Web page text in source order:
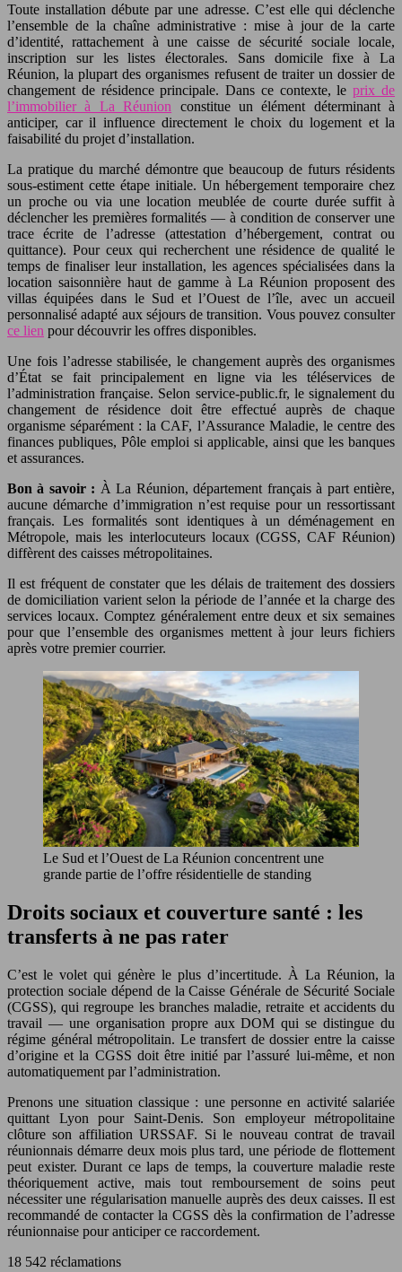
Toute installation débute par une adresse. C’est elle qui déclenche
l’ensemble de la chaîne administrative : mise à jour de la carte
d’identité, rattachement à une caisse de sécurité sociale locale,
inscription sur les listes électorales. Sans domicile fixe à La
Réunion, la plupart des organismes refusent de traiter un dossier de
changement de résidence principale. Dans ce contexte, leprix de
l’immobilier à La Réunion constitue un élément déterminant à
anticiper, car il influence directement le choix du logement et la
faisabilité du projet d’installation.
La pratique du marché démontre que beaucoup de futurs résidents
sous-estiment cette étape initiale. Un hébergement temporaire chez
un proche ou via une location meublée de courte durée suffit à
déclencher les premières formalités — à condition de conserver une
trace écrite de l’adresse (attestation d’hébergement, contrat ou
quittance). Pour ceux qui recherchent une résidence de qualité le
temps de finaliser leur installation, les agences spécialisées dans la
location saisonnière haut de gamme à La Réunion proposent des
villas équipées dans le Sud et l’Ouest de l’île, avec un accueil
personnalisé adapté aux séjours de transition. Vous pouvez consulter
ce lien pour découvrir les offres disponibles.
Une fois l’adresse stabilisée, le changement auprès des organismes
d’État se fait principalement en ligne via les téléservices de
l’administration française. Selon service-public.fr, le signalement du
changement de résidence doit être effectué auprès de chaque
organisme séparément : la CAF, l’Assurance Maladie, le centre des
finances publiques, Pôle emploi si applicable, ainsi que les banques
et assurances.
Bon à savoir : À La Réunion, département français à part entière,
aucune démarche d’immigration n’est requise pour un ressortissant
français. Les formalités sont identiques à un déménagement en
Métropole, mais les interlocuteurs locaux (CGSS, CAF Réunion)
diffèrent des caisses métropolitaines.
Il est fréquent de constater que les délais de traitement des dossiers
de domiciliation varient selon la période de l’année et la charge des
services locaux. Comptez généralement entre deux et six semaines
pour que l’ensemble des organismes mettent à jour leurs fichiers
après votre premier courrier.
Le Sud et l’Ouest de La Réunion concentrent une
grande partie de l’offre résidentielle de standing
Droits sociaux et couverture santé : les
transferts à ne pas rater
C’est le volet qui génère le plus d’incertitude. À La Réunion, la
protection sociale dépend de la Caisse Générale de Sécurité Sociale
(CGSS), qui regroupe les branches maladie, retraite et accidents du
travail — une organisation propre aux DOM qui se distingue du
régime général métropolitain. Le transfert de dossier entre la caisse
d’origine et la CGSS doit être initié par l’assuré lui-même, et non
automatiquement par l’administration.
Prenons une situation classique : une personne en activité salariée
quittant Lyon pour Saint-Denis. Son employeur métropolitaine
clôture son affiliation URSSAF. Si le nouveau contrat de travail
réunionnais démarre deux mois plus tard, une période de flottement
peut exister. Durant ce laps de temps, la couverture maladie reste
théoriquement active, mais tout remboursement de soins peut
nécessiter une régularisation manuelle auprès des deux caisses. Il est
recommandé de contacter la CGSS dès la confirmation de l’adresse
réunionnaise pour anticiper ce raccordement.
18 542 réclamations